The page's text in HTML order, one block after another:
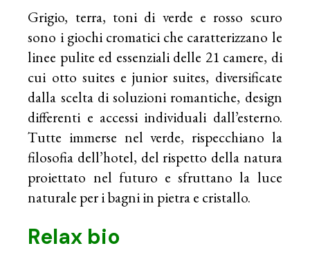
Grigio, terra, toni di verde e rosso scuro
sono i giochi cromatici che caratterizzano le
linee pulite ed essenziali delle 21 camere, di
cui otto suites e junior suites, diversificate
dalla scelta di soluzioni romantiche, design
differenti e accessi individuali dall’esterno.
Tutte immerse nel verde, rispecchiano la
filosofia dell’hotel, del rispetto della natura
proiettato nel futuro e sfruttano la luce
naturale per i bagni in pietra e cristallo.
Relax bio